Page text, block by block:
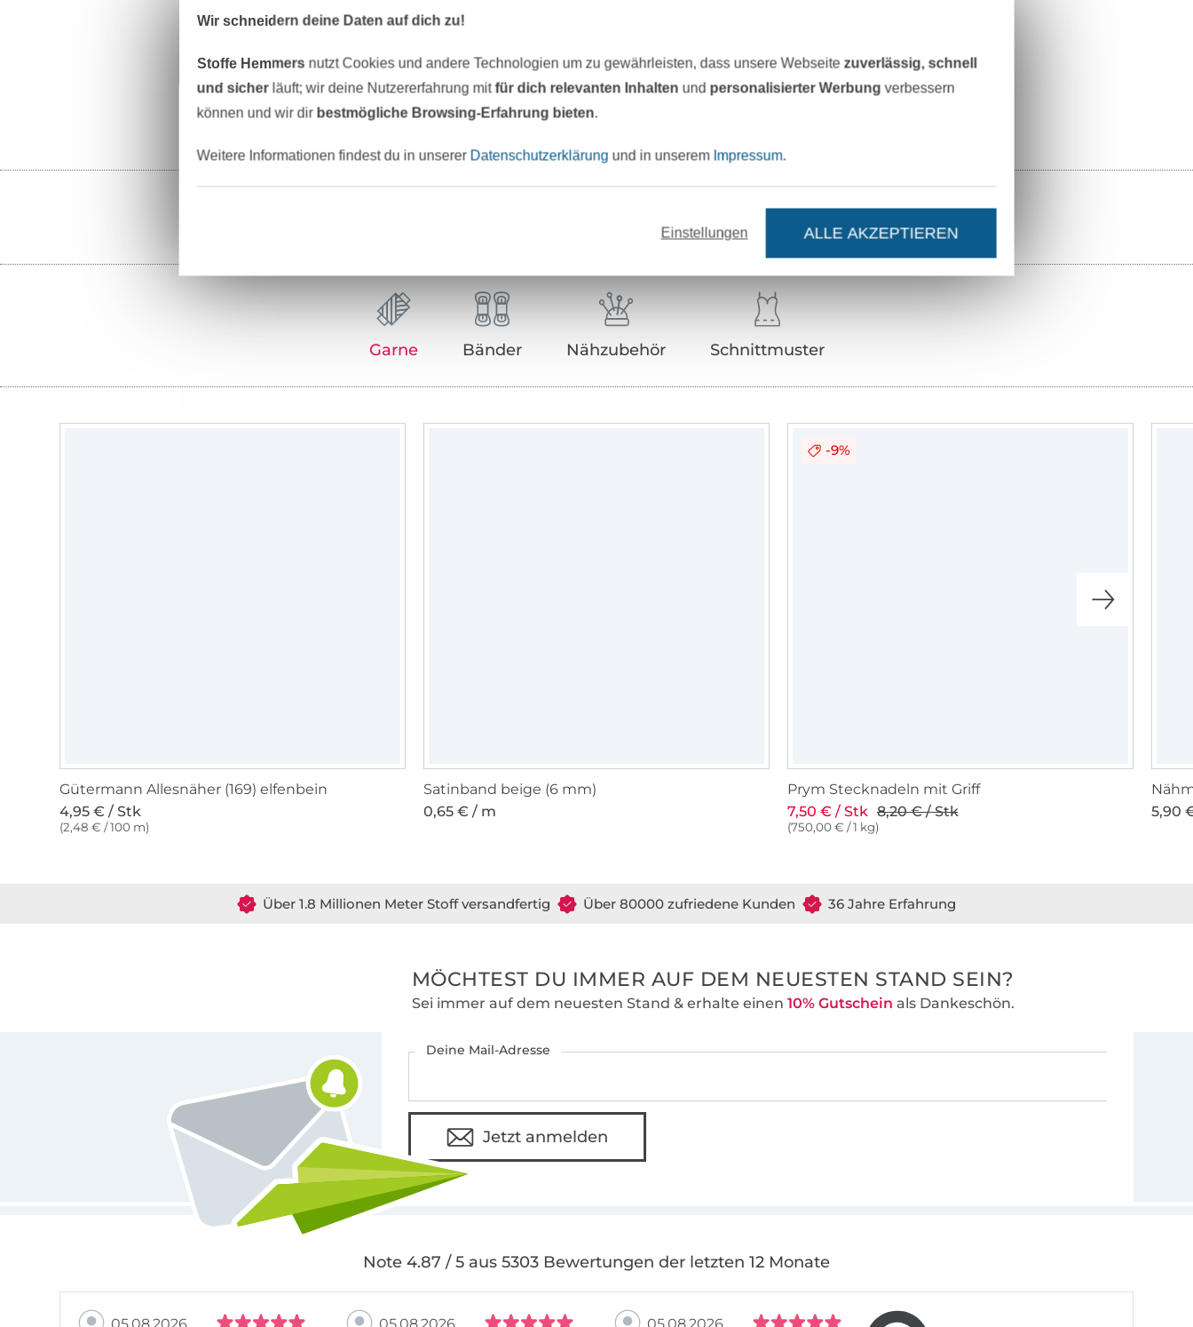
Hersteller-Kontaktdaten
Garne Bänder Nähzubehör Schnittmuster
Gütermann Allesnäher (169) elfenbein
4,95 € / Stk
(2,48 € / 100 m)
Satinband beige (6 mm)
0,65 € / m
-9%
Prym Stecknadeln mit Griff
7,50 € / Stk 8,20 € / Stk
(750,00 € / 1 kg)
5,90
Über 1.8 Millionen Meter Stoff versandfertig Über 80000 zufriedene Kunden 36 Jahre Erfahrung
MÖCHTEST DU IMMER AUF DEM NEUESTEN STAND SEIN?
Sei immer auf dem neuesten Stand & erhalte einen 10% Gutschein als Dankeschön.
Deine Mail-Adresse
Jetzt anmelden
Note 4.87 / 5 aus 5303 Bewertungen der letzten 12 Monate
Wir schneidern deine Daten auf dich zu!
Stoffe Hemmers nutzt Cookies und andere Technologien um zu gewährleisten, dass unsere Webseitezuverlässig, schnell
und sicherläuft; wir deine Nutzererfahrung mitfür dich relevanten Inhalten und personalisierter Werbung verbessern
können und wir dir bestmögliche Browsing-Erfahrung bieten.
Weitere Informationen findest du in unserer Datenschutzerklärung und in unserem Impressum.
Einstellungen ALLE AKZEPTIEREN